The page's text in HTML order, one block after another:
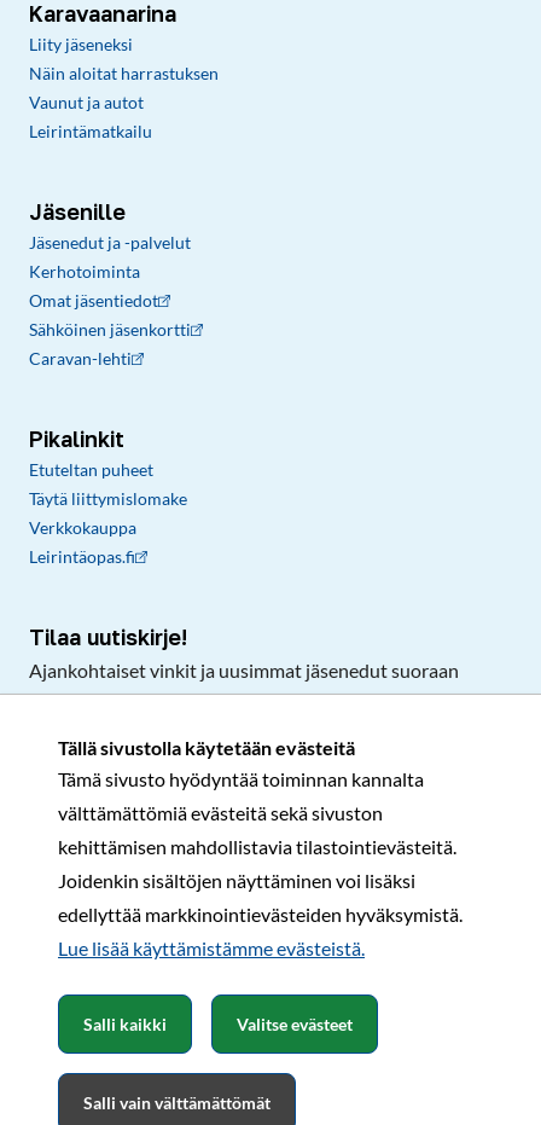
Tällä sivustolla käytetään evästeitä
Tämä sivusto hyödyntää toiminnan kannalta
välttämättömiä evästeitä sekä sivuston
kehittämisen mahdollistavia tilastointievästeitä.
Joidenkin sisältöjen näyttäminen voi lisäksi
edellyttää markkinointievästeiden hyväksymistä.
Lue lisää käyttämistämme evästeistä.​​​​​​
Salli kaikki
Salli vain välttämättömät
Valitse evästeet
Karavaanarina
Liity jäseneksi
Näin aloitat harrastuksen
Vaunut ja autot
Leirintämatkailu
Jäsenille
Jäsenedut ja -palvelut
Kerhotoiminta
Omat jäsentiedot
Sähköinen jäsenkortti
Caravan-lehti
Pikalinkit
Etuteltan puheet
Täytä liittymislomake
Verkkokauppa
Leirintäopas.fi
Tilaa uutiskirje!
Ajankohtaiset vinkit ja uusimmat jäsenedut suoraan
Rekisteri- ja tietosuojaselosteSopimusehdot